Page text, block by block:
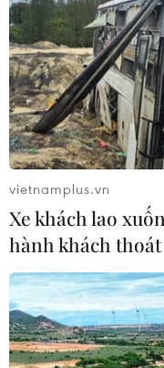
vietnamplus.vn
Xe khách lao
hành khách